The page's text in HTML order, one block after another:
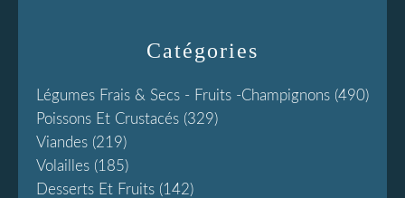
Catégories
Légumes Frais & Secs - Fruits -champignons (490)
Poissons Et Crustacés (329)
Viandes (219)
Volailles (185)
Desserts Et Fruits (142)